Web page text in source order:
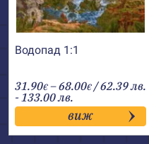
Водопад 1:1
31.90€ –68.00€Price
range:
31.90€
through
68.00€
/ 62.39 лв.
- 133.00 лв.
виж